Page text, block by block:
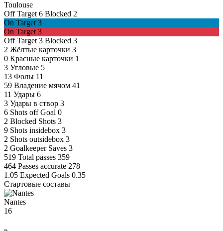
Toulouse
Off Target 6 Blocked 2
On Target 3
On Target 3
Off Target 3 Blocked 3
2 Жёлтые карточки 3
0 Красные карточки 1
3 Угловые 5
13 Фолы 11
59 Владение мячом 41
11 Удары 6
3 Удары в створ 3
6 Shots off Goal 0
2 Blocked Shots 3
9 Shots insidebox 3
2 Shots outsidebox 3
2 Goalkeeper Saves 3
519 Total passes 359
464 Passes accurate 278
1.05 Expected Goals 0.35
Стартовые составы
Nantes
16